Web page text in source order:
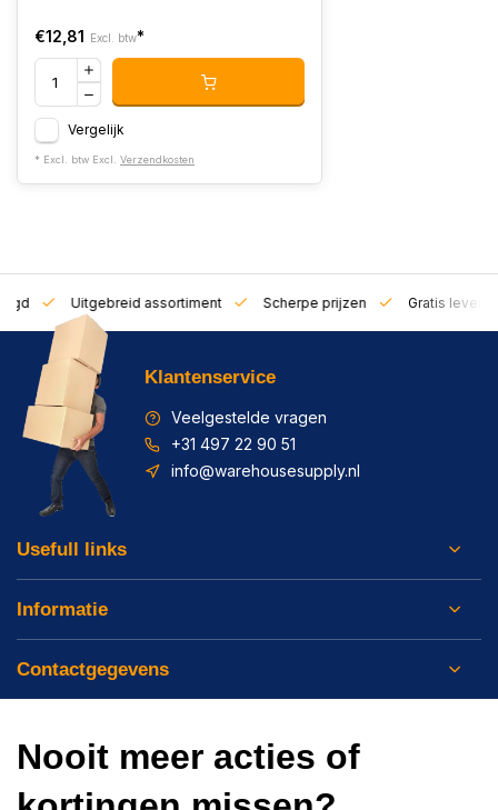
€12,81 Excl. btw*
Vergelijk
* Excl. btw Excl. Verzendkosten
Uitgebreid assortiment Scherpe prijzen Gratis
Klantenservice
Veelgestelde vragen
+31 497 22 90 51
info@warehousesupply.nl
Usefull links
Informatie
Contactgegevens
Nooit meer acties of